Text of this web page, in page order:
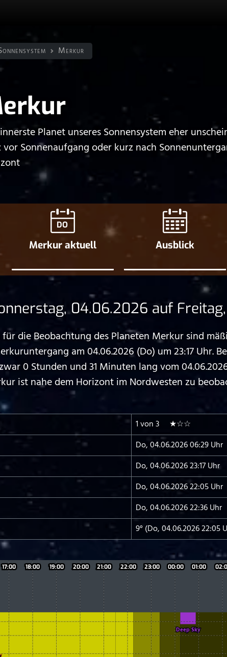
Merkur
Planet unseres Sonnensystem eher
vor Sonnenaufgang oder kurz nach
DO
Merkur aktuell Ausblick
04.06.2026 auf
die Beobachtung des Planeten Merkur sind
am 04.06.2026 (Do) um 23:17 Uhr.
0 Stunden und 31 Minuten lang vom
ist nahe dem Horizont im Nordwesten zu
1 von 3 ★☆☆
Do, 04.06.2026 06:29 Uhr
Do, 04.06.2026 23:17 Uhr
Do, 04.06.2026 22:05 Uhr
Do, 04.06.2026 22:36 Uhr
9° (Do, 04.06.2026 22:05